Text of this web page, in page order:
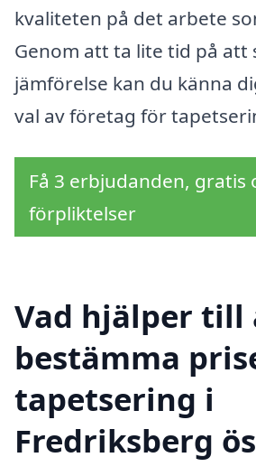
kvaliteten på det arbete
Genom att ta lite tid på att
jämförelse kan du känna
val av företag för
Få 3 erbjudanden, gratis
förpliktelser
Vad hjälper till
bestämma
tapetsering i
Fredriksberg